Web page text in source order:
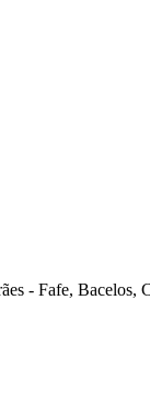
- Fafe, Bacelos,